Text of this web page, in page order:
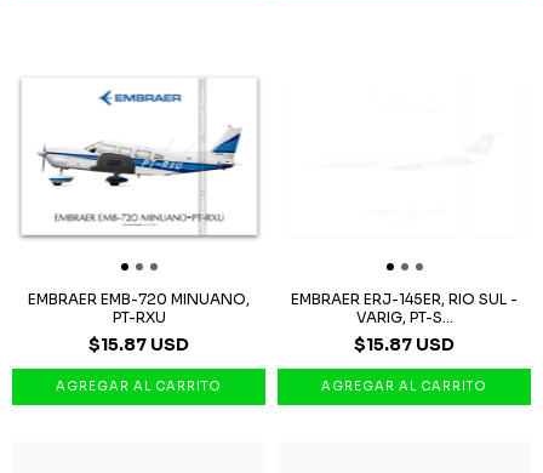
EMBRAER EMB-720 MINUANO,
PT-RXU
$15.87 USD
EMBRAER ERJ-145ER, RIO SUL -
VARIG, PT-S...
$15.87 USD